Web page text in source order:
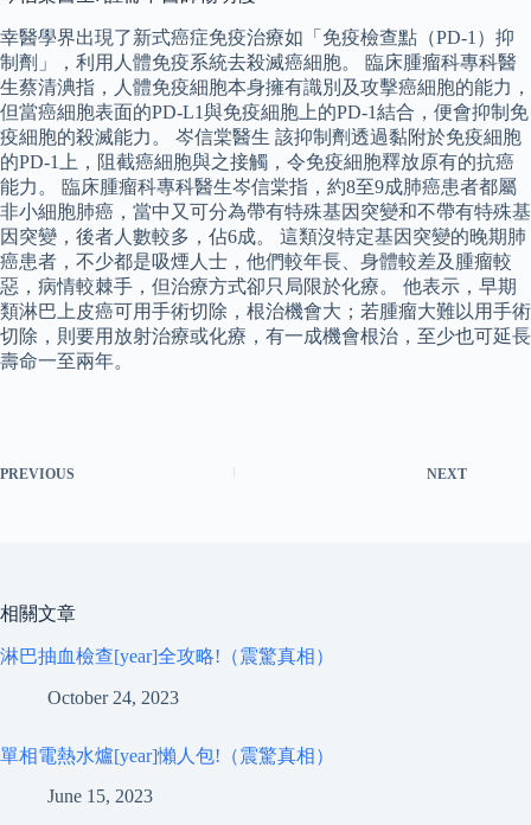
幸醫學界出現了新式癌症免疫治療如「免疫檢查點（PD-1）抑
制劑」，利用人體免疫系統去殺滅癌細胞。 臨床腫瘤科專科醫
生蔡清淟指，人體免疫細胞本身擁有識別及攻擊癌細胞的能力，
但當癌細胞表面的PD-L1與免疫細胞上的PD-1結合，便會抑制免
疫細胞的殺滅能力。 岑信棠醫生 該抑制劑透過黏附於免疫細胞
的PD-1上，阻截癌細胞與之接觸，令免疫細胞釋放原有的抗癌
能力。 臨床腫瘤科專科醫生岑信棠指，約8至9成肺癌患者都屬
非小細胞肺癌，當中又可分為帶有特殊基因突變和不帶有特殊基
因突變，後者人數較多，佔6成。 這類沒特定基因突變的晚期肺
癌患者，不少都是吸煙人士，他們較年長、身體較差及腫瘤較
惡，病情較棘手，但治療方式卻只局限於化療。 他表示，早期
類淋巴上皮癌可用手術切除，根治機會大；若腫瘤大難以用手術
切除，則要用放射治療或化療，有一成機會根治，至少也可延長
壽命一至兩年。
PREVIOUS NEXT
相關文章
淋巴抽血檢查[year]全攻略!（震驚真相）
October 24, 2023
單相電熱水爐[year]懶人包!（震驚真相）
June 15, 2023